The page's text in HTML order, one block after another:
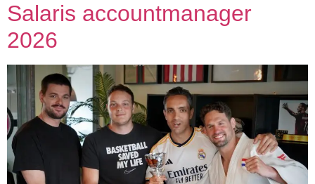
Salaris accountmanager
2026